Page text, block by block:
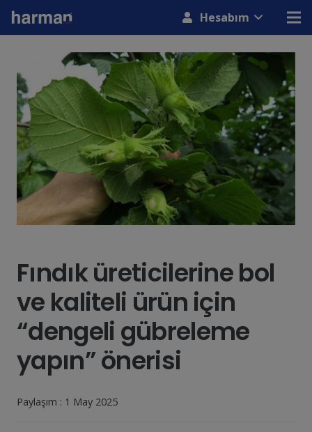
Hesabım
Fındık üreticilerine bol
ve kaliteli ürün için
“dengeli gübreleme
yapın” önerisi
Paylaşım : 1 May 2025
modal-check